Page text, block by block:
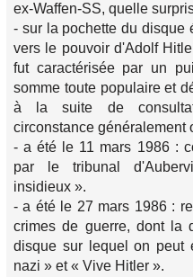
ex-Waffen-SS, quelle
- sur la pochette du disque
vers le pouvoir d'Adolf
fut caractérisée par un
somme toute populaire et
à la suite de
circonstance généralement
- a été le 11 mars 1986 :
par le tribunal
insidieux ».
- a été le 27 mars 1986 :
crimes de guerre, dont la
disque sur lequel on peut
nazi » et « Vive Hitler ».